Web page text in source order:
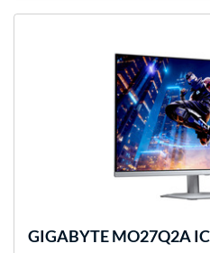
GIGABYTEMO27Q2A